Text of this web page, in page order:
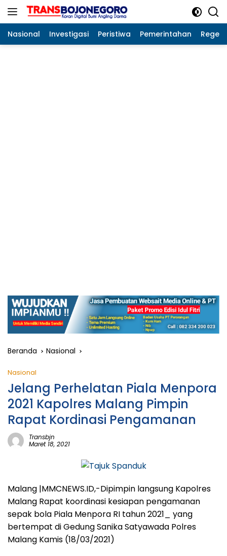
Langsung
Nasional Investigasi Peristiwa Pemerintahan
Beranda Nasional
Nasional
Jelang Perhelatan Piala Menpora
2021 Kapolres Malang Pimpin
Rapat Kordinasi Pengamanan
Transbjn
Maret 18, 2021
Malang |MMCNEWS.ID,-Dipimpin langsung Kapolres
Malang Rapat koordinasi kesiapan pengamanan
sepak bola Piala Menpora RI tahun 2021_ yang
bertempat di Gedung Sanika Satyawada Polres
Malang Kamis (18/03/2021)